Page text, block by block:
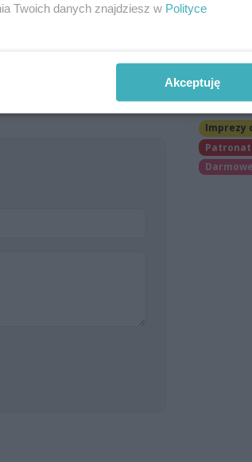
2026
11
Zamek
Szczecinie
Imprezy
Patronat
Darmowe
Twoich danych znajdziesz w Polityce
Akceptuję